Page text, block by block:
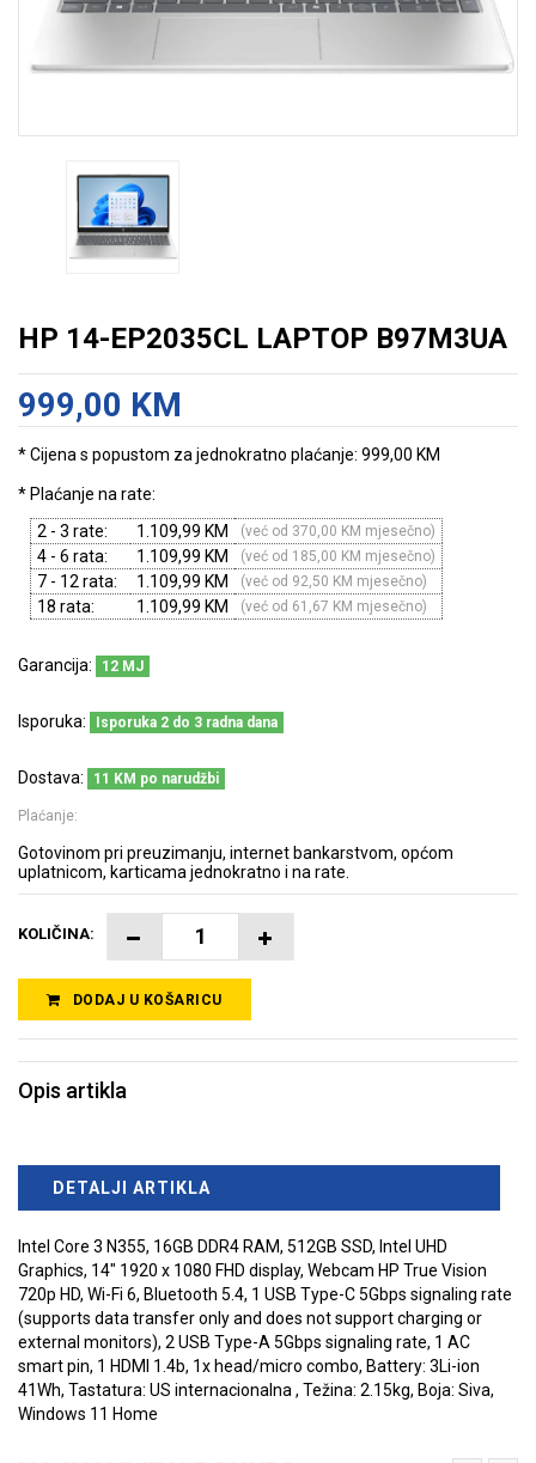
HP 14-EP2035CL LAPTOP B97M3UA
999,00 KM
* Cijena s popustom za jednokratno plaćanje: 999,00 KM
* Plaćanje na rate:
2 - 3 rate:
1.109,99 KM (već od 370,00 KM mjesečno)
4 - 6 rata: 1.109,99 KM (već od 185,00 KM mjesečno)
7 - 12 rata: 1.109,99 KM (već od 92,50 KM mjesečno)
18 rata: 1.109,99 KM (već od 61,67 KM mjesečno)
Garancija: 12 MJ
Isporuka: Isporuka 2 do 3 radna dana
Dostava: 11 KM po narudžbi
Plaćanje:
Gotovinom pri preuzimanju, internet bankarstvom, općom
uplatnicom, karticama jednokratno i na rate.
KOLIČINA:
DODAJ U KOŠARICU
Opis artikla
DETALJI ARTIKLA
Intel Core 3 N355, 16GB DDR4 RAM, 512GB SSD, Intel UHD
Graphics, 14" 1920 x 1080 FHD display, Webcam HP True Vision
720p HD, Wi-Fi 6, Bluetooth 5.4, 1 USB Type-C 5Gbps signaling rate
(supports data transfer only and does not support charging or
external monitors), 2 USB Type-A 5Gbps signaling rate, 1 AC
smart pin, 1 HDMI 1.4b, 1x head/micro combo, Battery: 3Li-ion
41Wh, Tastatura: US internacionalna , Težina: 2.15kg, Boja: Siva,
Windows 11 Home